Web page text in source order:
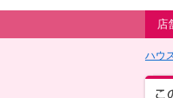
店
ハウ